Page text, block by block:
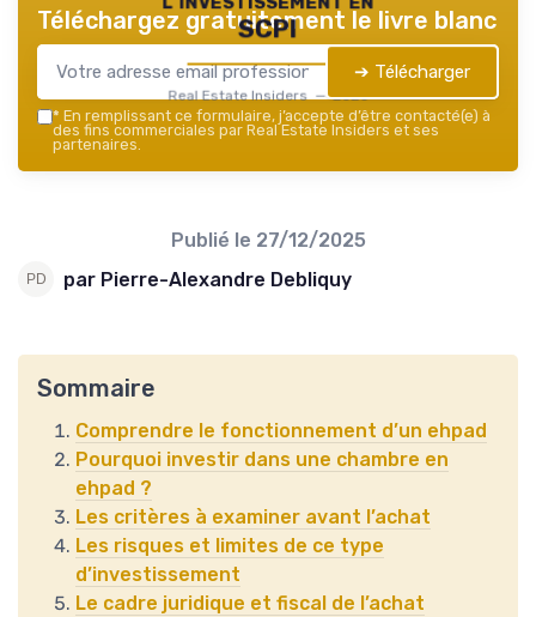
SCPI
Real Estate Insiders — 2026
Téléchargez gratuitement le livre blanc
➔ Télécharger
* En remplissant ce formulaire, j’accepte d’être contacté(e) à
des fins commerciales par Real Estate Insiders et ses
partenaires.
Publié le 27/12/2025
par Pierre-Alexandre Debliquy
Sommaire
Comprendre le fonctionnement d’un ehpad
Pourquoi investir dans une chambre en
ehpad ?
Les critères à examiner avant l’achat
Les risques et limites de ce type
d’investissement
Le cadre juridique et fiscal de l’achat